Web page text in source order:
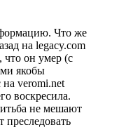
Что же
на legacy.com
он умер (с
якобы
на veromi.net
воскресила.
не мешают